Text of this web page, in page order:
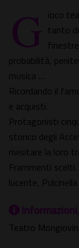
G ioco
tanto
probabilità,
musica …
Ricordando il
e acquisti.
Protagonisti
storico degli
rivisitare la loro
Frammenti
lucente,
Teatro